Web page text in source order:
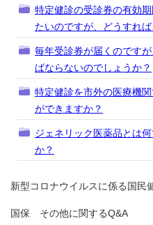
特定健診の受診券の有効
たいのですが、どうすれ
毎年受診券が届くのです
ばならないのでしょうか？
特定健診を市外の医療機
ができますか？
ジェネリック医薬品とは
か？
新型コロナウイルスに係る国民
国保 その他に関するQ&A